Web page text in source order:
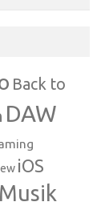
Back to
DAW
iOS
Musik